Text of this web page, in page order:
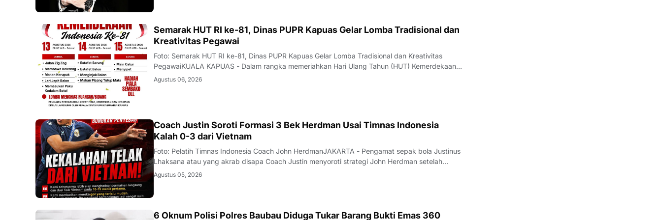
DAERAH
Semarak HUT RI ke-81, Dinas PUPR Kapuas Gelar Lomba Tradisional dan
Kreativitas Pegawai
Foto: Semarak HUT RI ke-81, Dinas PUPR Kapuas Gelar Lomba Tradisional dan Kreativitas
PegawaiKUALA KAPUAS - Dalam rangka memeriahkan Hari Ulang Tahun (HUT) Kemerdekaan
Republik Indonesia ke-81, Dinas Pekerjaan Umum dan Penataan Ruang (PUPR) Kabupaten
Agustus 06, 2026
JAKARTA
Coach Justin Soroti Formasi 3 Bek Herdman Usai Timnas Indonesia
Kalah 0-3 dari Vietnam
Foto: Pelatih Timnas Indonesia Coach John HerdmanJAKARTA - Pengamat sepak bola Justinus
Lhaksana atau yang akrab disapa Coach Justin menyoroti strategi John Herdman setelah
Timnas Indonesia mengalami kekalahan telak 0-3 dari Vietnam pada lanjutan Grup A Piala AFF
Agustus 05, 2026
6 Oknum Polisi Polres Baubau Diduga Tukar Barang Bukti Emas 360